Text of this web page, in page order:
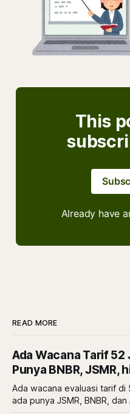
This
Already have
READ MORE
Ada Wacana Tarif 52
Punya BNBR, JSMR,
Ada wacana evaluasi tarif di
ada punya JSMR, BNBR,